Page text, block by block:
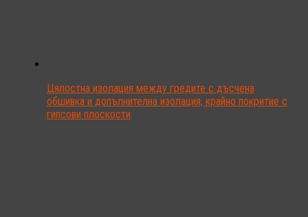
Цялостна изолация между гредите с дъсчена
обшивка и допълнителна изолация, крайно покритие с
гипсови плоскости